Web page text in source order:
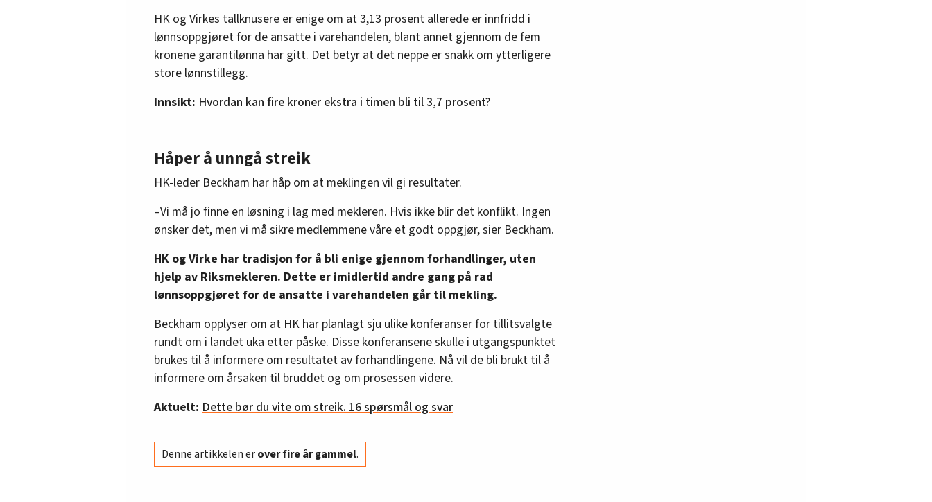
HK og Virkes tallknusere er enige om at 3,13 prosent allerede er innfridd i
lønnsoppgjøret for de ansatte i varehandelen, blant annet gjennom de fem
kronene garantilønna har gitt. Det betyr at det neppe er snakk om ytterligere
store lønnstillegg.
Innsikt: Hvordan kan fire kroner ekstra i timen bli til 3,7 prosent?
Håper å unngå streik
HK-leder Beckham har håp om at meklingen vil gi resultater.
–Vi må jo finne en løsning i lag med mekleren. Hvis ikke blir det konflikt. Ingen
ønsker det, men vi må sikre medlemmene våre et godt oppgjør, sier Beckham.
HK og Virke har tradisjon for å bli enige gjennom forhandlinger, uten
hjelp av Riksmekleren. Dette er imidlertid andre gang på rad
lønnsoppgjøret for de ansatte i varehandelen går til mekling.
Beckham opplyser om at HK har planlagt sju ulike konferanser for tillitsvalgte
rundt om i landet uka etter påske. Disse konferansene skulle i utgangspunktet
brukes til å informere om resultatet av forhandlingene. Nå vil de bli brukt til å
informere om årsaken til bruddet og om prosessen videre.
Aktuelt: Dette bør du vite om streik. 16 spørsmål og svar
Denne artikkelen erover fire år gammel.